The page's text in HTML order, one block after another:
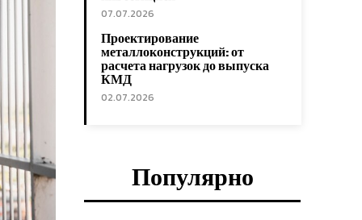
07.07.2026
Проектирование
металлоконструкций: от
расчета нагрузок до выпуска
КМД
02.07.2026
Популярно